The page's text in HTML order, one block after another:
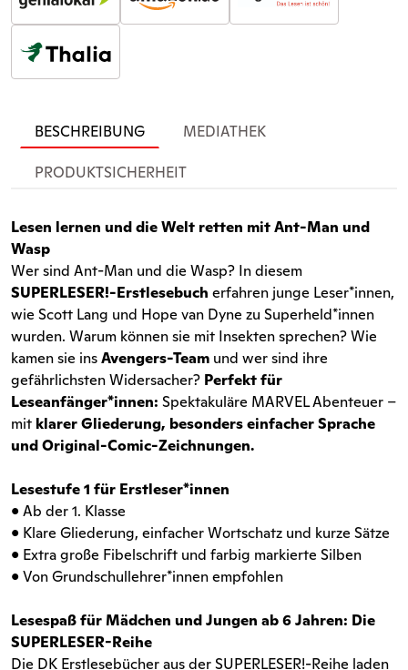
BESCHREIBUNG MEDIATHEK
PRODUKTSICHERHEIT
Lesen lernen und die Welt retten mit Ant-Man und
Wasp
Wer sind Ant-Man und die Wasp? In diesem
SUPERLESER!-Erstlesebuch erfahren junge Leser*innen,
wie Scott Lang und Hope van Dyne zu Superheld*innen
wurden. Warum können sie mit Insekten sprechen? Wie
kamen sie insAvengers-Team und wer sind ihre
gefährlichsten Widersacher? Perfekt für
Leseanfänger*innen: Spektakuläre MARVEL Abenteuer –
mit klarer Gliederung, besonders einfacher Sprache
und Original-Comic-Zeichnungen.
Lesestufe 1 für Erstleser*innen
• Ab der 1. Klasse
• Klare Gliederung, einfacher Wortschatz und kurze Sätze
• Extra große Fibelschrift und farbig markierte Silben
• Von Grundschullehrer*innen empfohlen
Lesespaß für Mädchen und Jungen ab 6 Jahren: Die
SUPERLESER-Reihe
Die DK Erstlesebücher aus der SUPERLESER!-Reihe laden